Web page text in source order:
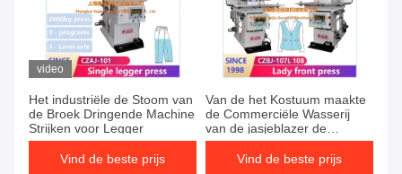
video
Het industriële de Stoom van
de Broek Dringende Machine
Strijken voor Legger
Vind de beste prijs
Van de het Kostuum maakte
de Commerciële Wasserij
van de jasjeblazer de
Persmachine 0.4-0.6MPa
Italië tot klep verschillend
Vind de beste prijs